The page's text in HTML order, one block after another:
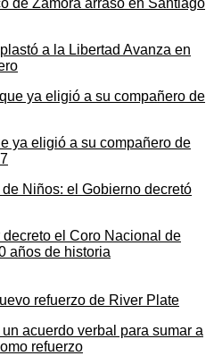
a la Libertad Avanza en
ya eligió a su compañero de
el Coro Nacional de
años de historia
acuerdo verbal para sumar a
refuerzo